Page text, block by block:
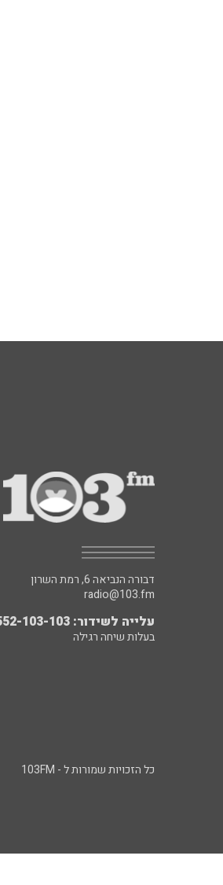
דבורה הנביאה 6, רמת השרון
radio@103.fm
עלייה לשידור: 0552-103-103
בעלות שיחה רגילה
כל הזכויות שמורות ל - 103FM